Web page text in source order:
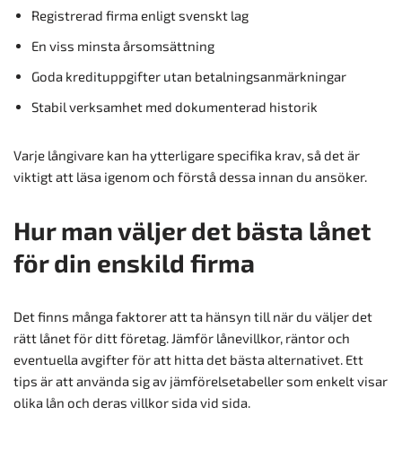
Registrerad firma enligt svenskt lag
En viss minsta årsomsättning
Goda kredituppgifter utan betalningsanmärkningar
Stabil verksamhet med dokumenterad historik
Varje långivare kan ha ytterligare specifika krav, så det är
viktigt att läsa igenom och förstå dessa innan du ansöker.
Hur man väljer det bästa lånet
för din enskild firma
Det finns många faktorer att ta hänsyn till när du väljer det
rätt lånet för ditt företag. Jämför lånevillkor, räntor och
eventuella avgifter för att hitta det bästa alternativet. Ett
tips är att använda sig av jämförelsetabeller som enkelt visar
olika lån och deras villkor sida vid sida.